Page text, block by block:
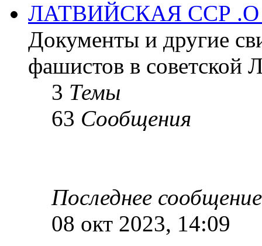
ЛАТВИЙСКАЯ ССР
Документы и другие
фашистов в советской
3 Темы
63 Сообщения
Последнее сообщение
08 окт 2023, 14:09